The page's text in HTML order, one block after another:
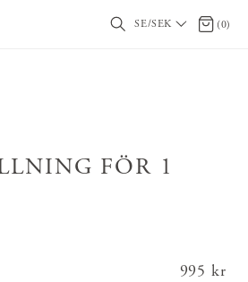
SE/SEK 0 (0)
FÖR 1
Pris :
995 kr